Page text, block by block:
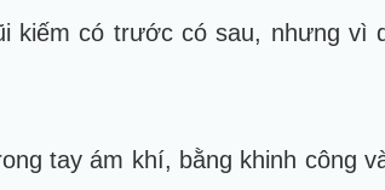
kiếm có trước có sau, nhưng vì
tay ám khí, bằng khinh công